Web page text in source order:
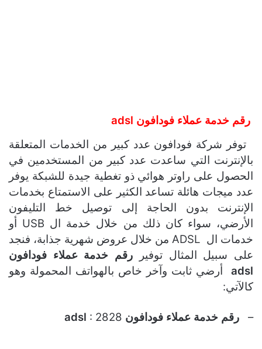
رقم خدمة عملاء فودافون adsl
توفر شركة فودافون عدد كبير من الخدمات المتعلقة
بالإنترنت التي ساعدت عدد كبير من المستخدمين في
الحصول على راوتر هوائي ذو تغطية جيدة للشبكة يوفر
عدد ميجات هائلة تساعد الكثير على الاستمتاع بخدمات
الإنترنت بدون الحاجة إلى توصيل خط التليفون
الأرضي، سواء كان ذلك من خلال خدمة ال USB أو
خدمات ال ADSL من خلال عروض شهرية جذابة، فنجد
على سبيل المثال توفير رقم خدمة عملاء فودافون
adsl
أرضي ثابت وآخر خاص بالهواتف المحمولة وهو
كالآتي:
– رقم خدمة عملاء فودافون adsl : 2828